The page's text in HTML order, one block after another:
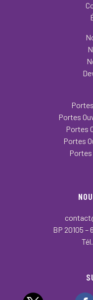
Portes
Portes
Portes
Portes
BP 20105 –